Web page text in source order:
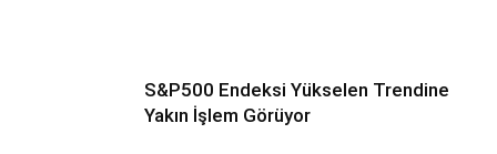
S&P500 Endeksi Yükselen Trendine
Yakın İşlem Görüyor